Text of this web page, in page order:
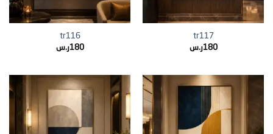
tr117
180ر.س
tr116
180ر.س